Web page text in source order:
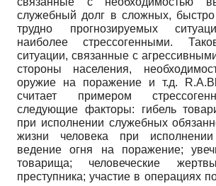
служебный долг в сложных,
трудно прогнозируемых
наиболее стрессогенными.
ситуации, связанные с
стороны населения,
оружие на поражение и т.д.
считает примером
следующие факторы: гибель
при исполнении служебных
жизни человека при исполнении
ведение огня на поражение;
товарища; человеческие
преступника; участие в операциях